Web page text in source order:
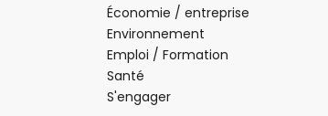
Économie / entreprise
Environnement
Emploi / Formation
Santé
S'engager